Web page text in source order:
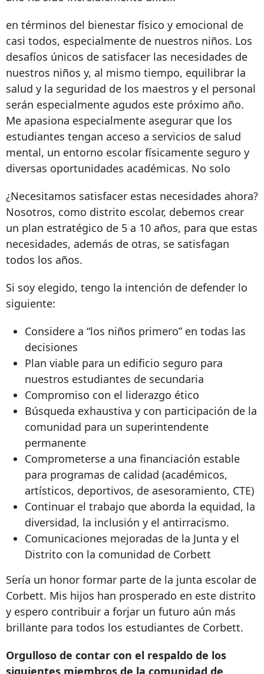
en términos del bienestar físico y emocional de
casi todos, especialmente de nuestros niños. Los
desafíos únicos de satisfacer las necesidades de
nuestros niños y, al mismo tiempo, equilibrar la
salud y la seguridad de los maestros y el personal
serán especialmente agudos este próximo año.
Me apasiona especialmente asegurar que los
estudiantes tengan acceso a servicios de salud
mental, un entorno escolar físicamente seguro y
diversas oportunidades académicas. No solo
¿Necesitamos satisfacer estas necesidades ahora?
Nosotros, como distrito escolar, debemos crear
un plan estratégico de 5 a 10 años, para que estas
necesidades, además de otras, se satisfagan
todos los años.
Si soy elegido, tengo la intención de defender lo
siguiente:
Considere a “los niños primero” en todas las
decisiones
Plan viable para un edificio seguro para
nuestros estudiantes de secundaria
Compromiso con el liderazgo ético
Búsqueda exhaustiva y con participación de la
comunidad para un superintendente
permanente
Comprometerse a una financiación estable
para programas de calidad (académicos,
artísticos, deportivos, de asesoramiento, CTE)
Continuar el trabajo que aborda la equidad, la
diversidad, la inclusión y el antirracismo.
Comunicaciones mejoradas de la Junta y el
Distrito con la comunidad de Corbett
Sería un honor formar parte de la junta escolar de
Corbett. Mis hijos han prosperado en este distrito
y espero contribuir a forjar un futuro aún más
brillante para todos los estudiantes de Corbett.
Orgulloso de contar con el respaldo de los
siguientes miembros de la comunidad de